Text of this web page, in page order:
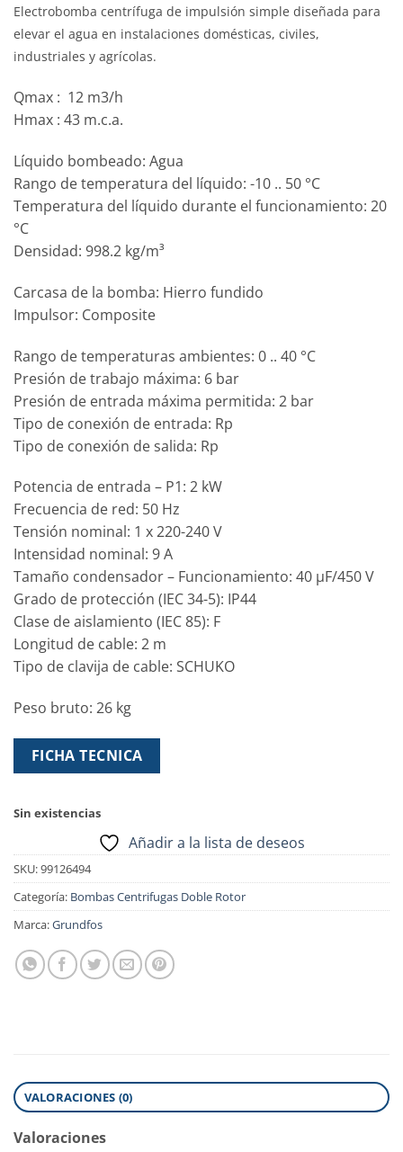
Electrobomba centrífuga de impulsión simple diseñada para
elevar el agua en instalaciones domésticas, civiles,
industriales y agrícolas.
Qmax : 12 m3/h
Hmax : 43 m.c.a.
Líquido bombeado: Agua
Rango de temperatura del líquido: -10 .. 50 °C
Temperatura del líquido durante el funcionamiento: 20
°C
Densidad: 998.2 kg/m³
Carcasa de la bomba: Hierro fundido
Impulsor: Composite
Rango de temperaturas ambientes: 0 .. 40 °C
Presión de trabajo máxima: 6 bar
Presión de entrada máxima permitida: 2 bar
Tipo de conexión de entrada: Rp
Tipo de conexión de salida: Rp
Potencia de entrada – P1: 2 kW
Frecuencia de red: 50 Hz
Tensión nominal: 1 x 220-240 V
Intensidad nominal: 9 A
Tamaño condensador – Funcionamiento: 40 μF/450 V
Grado de protección (IEC 34-5): IP44
Clase de aislamiento (IEC 85): F
Longitud de cable: 2 m
Tipo de clavija de cable: SCHUKO
Peso bruto: 26 kg
FICHA TECNICA
Sin existencias
Añadir a la lista de deseos
SKU:99126494
Categoría: Bombas Centrifugas Doble Rotor
Marca:Grundfos
VALORACIONES (0)
Valoraciones